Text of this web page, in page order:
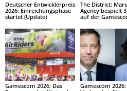
Deutscher Entwicklerpreis
2026: Einreichungsphase
startet (Update)
The District:
Agency bespielt
auf der
Gamescom 2026: Das
Gamescom